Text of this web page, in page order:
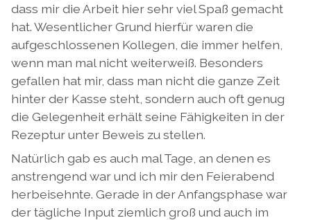
dass mir die Arbeit hier sehr viel Spaß gemacht
hat. Wesentlicher Grund hierfür waren die
aufgeschlossenen Kollegen, die immer helfen,
wenn man mal nicht weiterweiß. Besonders
gefallen hat mir, dass man nicht die ganze Zeit
hinter der Kasse steht, sondern auch oft genug
die Gelegenheit erhält seine Fähigkeiten in der
Rezeptur unter Beweis zu stellen.
Natürlich gab es auch mal Tage, an denen es
anstrengend war und ich mir den Feierabend
herbeisehnte. Gerade in der Anfangsphase war
der tägliche Input ziemlich groß und auch im